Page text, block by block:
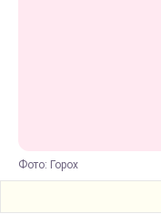
Фото: Горох